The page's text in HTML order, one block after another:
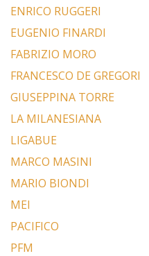
ENRICO RUGGERI
EUGENIO FINARDI
FABRIZIO MORO
FRANCESCO DE GREGORI
GIUSEPPINA TORRE
LA MILANESIANA
LIGABUE
MARCO MASINI
MARIO BIONDI
MEI
PACIFICO
PFM